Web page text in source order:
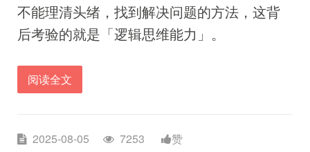
不能理清头绪，找到解决问题的方法，这背
后考验的就是「逻辑思维能力」。
阅读全文
2025-08-05 7253 赞